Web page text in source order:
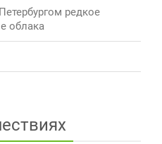
редкое
облака